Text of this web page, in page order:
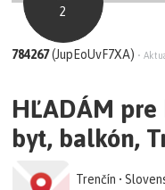
2
784267(JupEoUvF7XA) •
HĽADÁM
byt, balkón,
Trenčín •